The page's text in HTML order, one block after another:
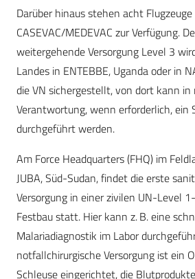
Darüber hinaus stehen acht
CASEVAC/MEDEVAC zur Verfügung.
weitergehende Versorgung Level 3
Landes in ENTEBBE, Uganda oder in
die VN sichergestellt, von dort kann
Verantwortung, wenn erforderlich, ein
durchgeführt werden.
Am Force Headquarters (FHQ) im
JUBA, Süd-Sudan, findet die erste
Versorgung in einer zivilen UN-Level
Festbau statt. Hier kann z. B. eine
Malariadiagnostik im Labor
notfallchirurgische Versorgung ist ein
Schleuse eingerichtet, die